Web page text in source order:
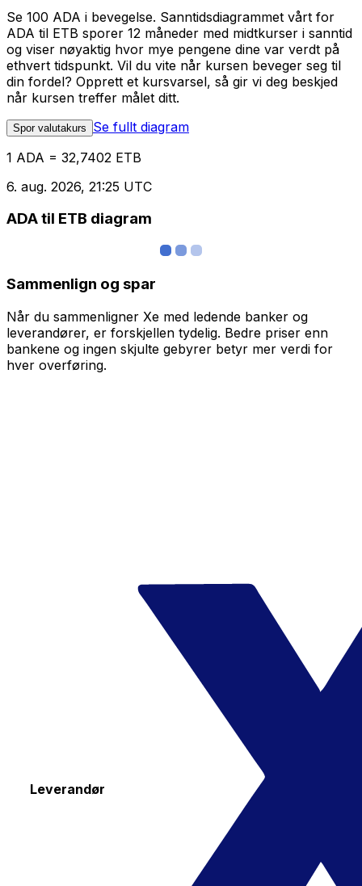
Se 100 ADA i bevegelse. Sanntidsdiagrammet vårt for
ADA til ETB sporer 12 måneder med midtkurser i sanntid
og viser nøyaktig hvor mye pengene dine var verdt på
ethvert tidspunkt. Vil du vite når kursen beveger seg til
din fordel? Opprett et kursvarsel, så gir vi deg beskjed
når kursen treffer målet ditt.
Spor valutakurs
Se fullt diagram
1 ADA = 32,7402 ETB
6. aug. 2026, 21:25 UTC
ADA til ETB diagram
Sammenlign og spar
Når du sammenligner Xe med ledende banker og
leverandører, er forskjellen tydelig. Bedre priser enn
bankene og ingen skjulte gebyrer betyr mer verdi for
hver overføring.
Leverandør